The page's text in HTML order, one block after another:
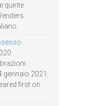
quinte
gennaio 2021:
first on